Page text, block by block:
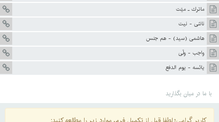
ماترك ـ ميّت
ناتنى - نيت
هاشمى (سيد) - هم جنس
واجب - ولّى
يائسه - يوم الدفع
با ما در میان بگذارید